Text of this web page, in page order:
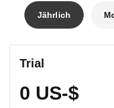
Jährlich
Trial
0 US-$